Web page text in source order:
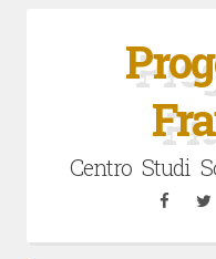
Centro Studi